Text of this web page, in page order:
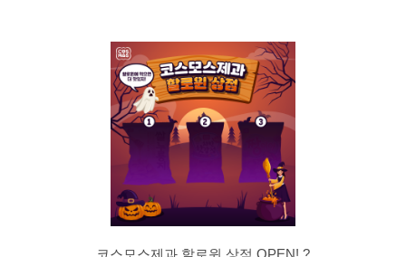
코스모스제과 할로윈 상점 OPEN! ?